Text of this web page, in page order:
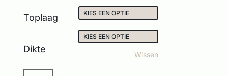
Toplaag
Dikte
Wissen